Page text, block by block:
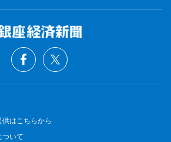
はこちらから
ついて